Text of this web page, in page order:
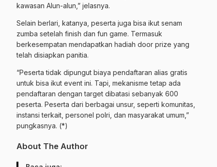
kawasan Alun-alun,” jelasnya.
Selain berlari, katanya, peserta juga bisa ikut senam
zumba setelah finish dan fun game. Termasuk
berkesempatan mendapatkan hadiah door prize yang
telah disiapkan panitia.
“Peserta tidak dipungut biaya pendaftaran alias gratis
untuk bisa ikut event ini. Tapi, mekanisme tetap ada
pendaftaran dengan target dibatasi sebanyak 600
peserta. Peserta dari berbagai unsur, seperti komunitas,
instansi terkait, personel polri, dan masyarakat umum,”
pungkasnya. (*)
About The Author